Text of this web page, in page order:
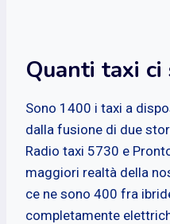
Quanti taxi ci
Sono 1400 i taxi a
dalla fusione di due
Radio taxi 5730 e
maggiori realtà della
ce ne sono 400 fra
completamente